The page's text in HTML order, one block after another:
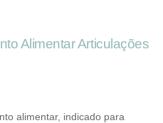
Alimentar Articulações
alimentar, indicado para